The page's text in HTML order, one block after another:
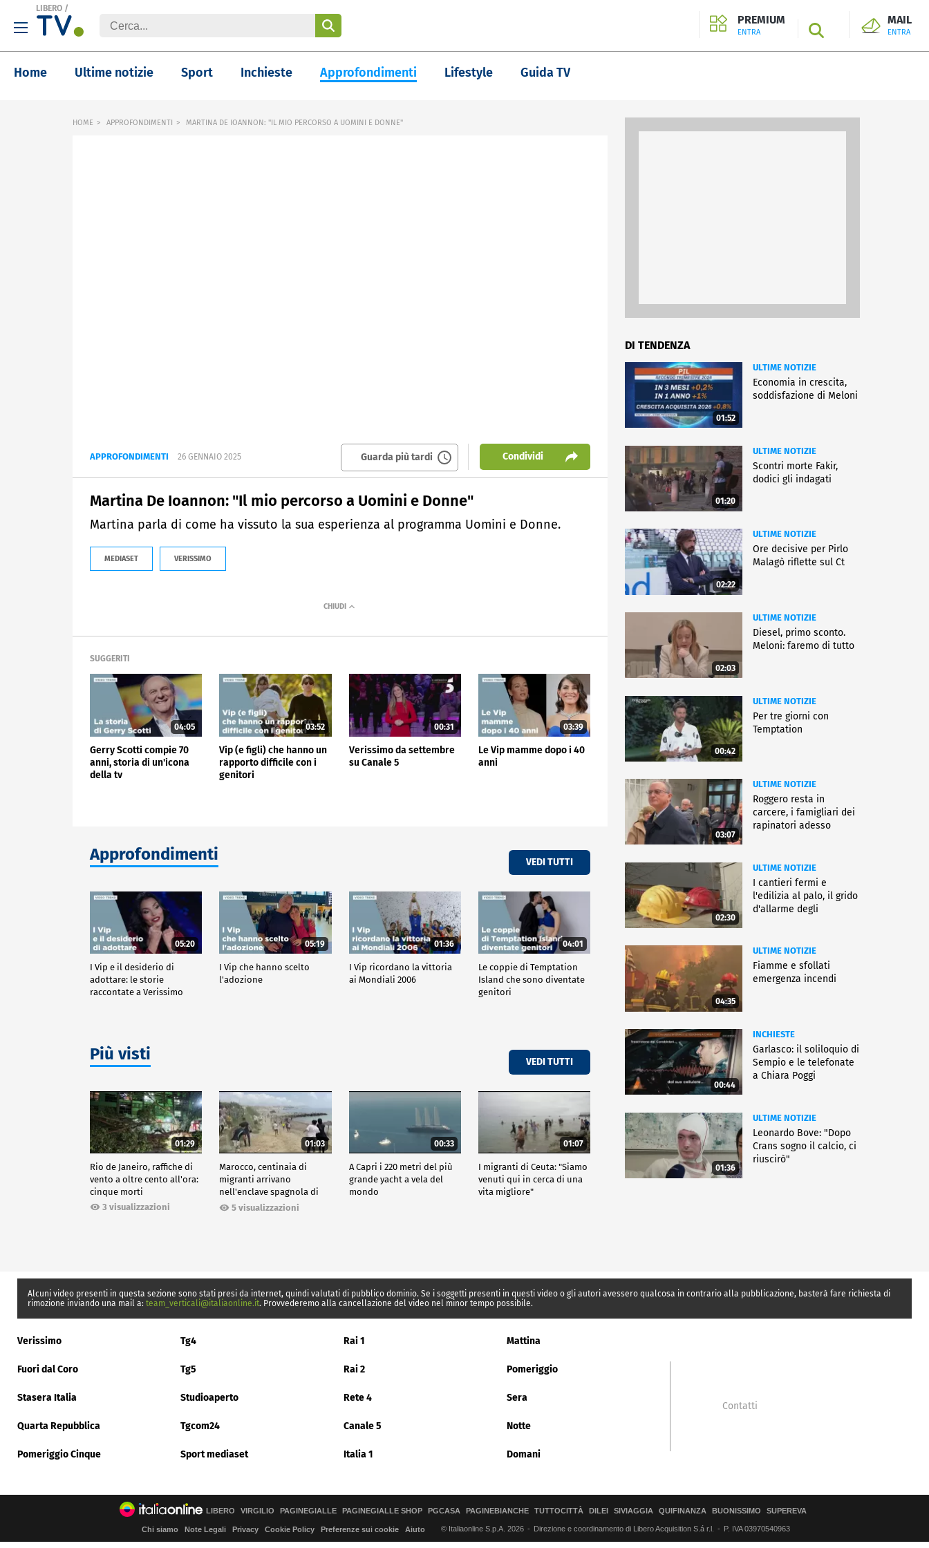
LIBERO /
PREMIUM
ENTRA SEARCH
MAIL
ENTRA
Home Ultime notizie Sport Inchieste Approfondimenti Lifestyle Guida TV
HOME APPROFONDIMENTI MARTINA DE IOANNON: "IL MIO PERCORSO A UOMINI E DONNE"
APPROFONDIMENTI 26 GENNAIO 2025 Guarda più tardi Condividi
Martina De Ioannon: "Il mio percorso a Uomini e Donne"
Martina parla di come ha vissuto la sua esperienza al programma Uomini e Donne.
MEDIASET VERISSIMO
SUGGERITI
04:05
Gerry Scotti compie 70
anni, storia di un'icona
della tv
03:52
Vip (e figli) che hanno un
rapporto difficile con i
genitori
00:31
Verissimo da settembre
su Canale 5
03:39
Le Vip mamme dopo i 40
anni
Approfondimenti VEDI TUTTI
05:20
I Vip e il desiderio di
adottare: le storie
raccontate a Verissimo
05:19
I Vip che hanno scelto
l'adozione
01:36
I Vip ricordano la vittoria
ai Mondiali 2006
04:01
Le coppie di Temptation
Island che sono diventate
genitori
Più visti VEDI TUTTI
01:29
Rio de Janeiro, raffiche di
vento a oltre cento all'ora:
cinque morti
3 visualizzazioni
01:03
Marocco, centinaia di
migranti arrivano
nell'enclave spagnola di
Ceuta5 visualizzazioni
00:33
A Capri i 220 metri del più
grande yacht a vela del
mondo
01:07
I migranti di Ceuta: "Siamo
venuti qui in cerca di una
vita migliore"
DI TENDENZA
01:52
ULTIME NOTIZIE
Economia in crescita,
soddisfazione di Meloni
01:20
ULTIME NOTIZIE
Scontri morte Fakir,
dodici gli indagati
02:22
ULTIME NOTIZIE
Ore decisive per Pirlo
Malagò riflette sul Ct
02:03
ULTIME NOTIZIE
Diesel, primo sconto.
Meloni: faremo di tutto
00:42
ULTIME NOTIZIE
Per tre giorni con
Temptation
03:07
ULTIME NOTIZIE
Roggero resta in
carcere, i famigliari dei
rapinatori adesso
02:30
ULTIME NOTIZIE
I cantieri fermi e
l'edilizia al palo, il grido
d'allarme degli
04:35
ULTIME NOTIZIE
Fiamme e sfollati
emergenza incendi
00:44
INCHIESTE
Garlasco: il soliloquio di
Sempio e le telefonate
a Chiara Poggi
01:36
ULTIME NOTIZIE
Leonardo Bove: "Dopo
Crans sogno il calcio, ci
riuscirò"
Alcuni video presenti in questa sezione sono stati presi da internet, quindi valutati di pubblico dominio. Se i soggetti presenti in questi video o gli autori avessero qualcosa in contrario alla pubblicazione, basterà fare richiesta di
rimozione inviando una mail a: team_verticali@italiaonline.it. Provvederemo alla cancellazione del video nel minor tempo possibile.
Verissimo Tg4 Rai 1 Mattina
Fuori dal Coro Tg5 Rai 2 Pomeriggio
Stasera Italia Studioaperto Rete 4 Sera
Quarta Repubblica Tgcom24 Canale 5 Notte
Pomeriggio Cinque Sport mediaset Italia 1 Domani
Contatti
LIBERO VIRGILIO PAGINEGIALLE PAGINEGIALLE SHOP PGCASA PAGINEBIANCHE TUTTOCITTÀ DILEI SIVIAGGIA QUIFINANZA BUONISSIMO SUPEREVA
Chi siamo Note Legali Privacy Cookie Policy Preferenze sui cookie Aiuto © Italiaonline S.p.A. 2026 Direzione e coordinamento di Libero Acquisition S.á r.l. P. IVA 03970540963